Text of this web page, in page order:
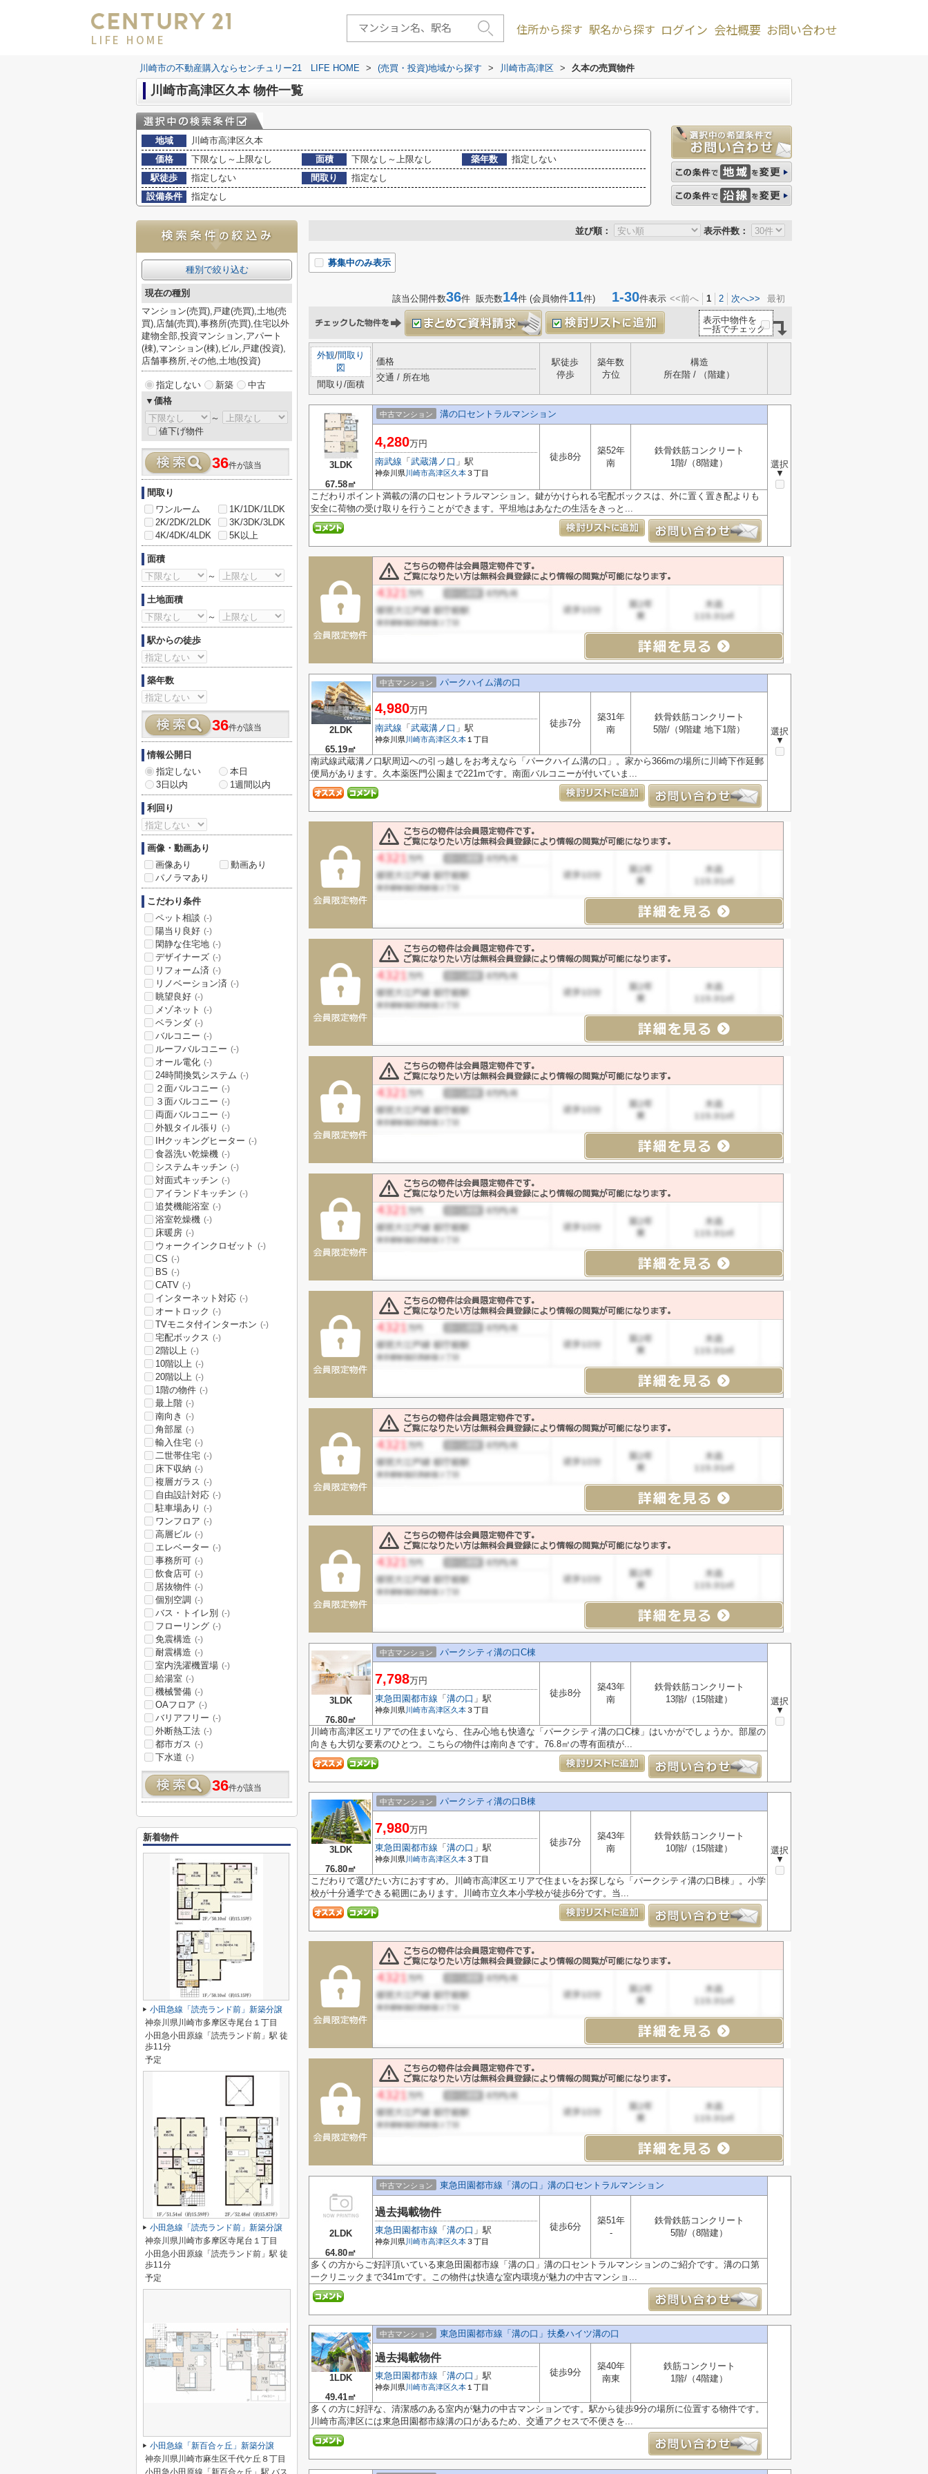
LIFE HOME
住所から探す 駅名から探す ログイン 会社概要 お問い合わせ
川崎市の不動産購入ならセンチュリー21 LIFE HOME > (売買・投資)地域から探す > 川崎市高津区 > 久本の売買物件
川崎市高津区久本 物件一覧
地域
川崎市高津区久本
価格
下限なし～上限なし 面積 下限なし～上限なし 築年数
指定しない
駅徒歩
指定しない 間取り
指定なし
設備条件
指定なし
並び順： 表示件数：
募集中のみ表示
該当公開件数36件 販売数14件 (会員物件11件) 1-30件表示 <<前へ 1 2 次へ>> 最初
表示中物件を
一括でチェック
外観/間取り
図
間取り/面積
価格
交通 / 所在地
駅徒歩
停歩
築年数
方位
構造
所在階 / （階建）
3LDK
67.58㎡
中古マンション 溝の口セントラルマンション
選択
▼
4,280万円
南武線 「 武蔵溝ノ口 」駅
神奈川県川崎市高津区久本３丁目
徒歩8分
築52年
南
鉄骨鉄筋コンクリート
1階/（8階建）
こだわりポイント満載の溝の口セントラルマンション。鍵がかけられる宅配ボックスは、外に置く置き配よりも
安全に荷物の受け取りを行うことができます。平坦地はあなたの生活をきっと...
2LDK
65.19㎡
中古マンション パークハイム溝の口
選択
▼
4,980万円
南武線 「 武蔵溝ノ口 」駅
神奈川県川崎市高津区久本 １丁目
徒歩7分
築31年
南
鉄骨鉄筋コンクリート
5階/（9階建 地下1階）
南武線武蔵溝ノ口駅周辺への引っ越しをお考えなら「パークハイム溝の口」。家から366mの場所に川崎下作延郵
便局があります。久本薬医門公園まで221mです。南面バルコニーが付いていま...
3LDK
76.80㎡
中古マンション パークシティ溝の口C棟
選択
▼
7,798万円
東急田園都市線 「 溝の口 」駅
神奈川県川崎市高津区久本３丁目
徒歩8分
築43年
南
鉄骨鉄筋コンクリート
13階/（15階建）
川崎市高津区エリアでの住まいなら、住み心地も快適な「パークシティ溝の口C棟」はいかがでしょうか。部屋の
向きも大切な要素のひとつ。こちらの物件は南向きです。76.8㎡の専有面積が...
3LDK
76.80㎡
中古マンション パークシティ溝の口B棟
選択
▼
7,980万円
東急田園都市線 「 溝の口 」駅
神奈川県川崎市高津区久本３丁目
徒歩7分
築43年
南
鉄骨鉄筋コンクリート
10階/（15階建）
こだわりで選びたい方におすすめ。川崎市高津区エリアで住まいをお探しなら「パークシティ溝の口B棟」。小学
校が十分通学できる範囲にあります。川崎市立久本小学校が徒歩6分です。当...
2LDK
64.80㎡
中古マンション 東急田園都市線「溝の口」溝の口セントラルマンション
過去掲載物件
東急田園都市線 「 溝の口 」駅
神奈川県川崎市高津区久本３丁目
徒歩6分
築51年
-
鉄骨鉄筋コンクリート
5階/（8階建）
多くの方からご好評頂いている東急田園都市線「溝の口」溝の口セントラルマンションのご紹介です。溝の口第
一クリニックまで341mです。この物件は快適な室内環境が魅力の中古マンショ...
1LDK
49.41㎡
中古マンション 東急田園都市線「溝の口」扶桑ハイツ溝の口
過去掲載物件
東急田園都市線 「 溝の口 」駅
神奈川県川崎市高津区久本 １丁目
徒歩9分
築40年
南東
鉄筋コンクリート
1階/（4階建）
多くの方に好評な、清潔感のある室内が魅力の中古マンションです。駅から徒歩9分の場所に位置する物件です。
川崎市高津区には東急田園都市線溝の口があるため、交通アクセスで不便さを...
種別で絞り込む
現在の種別
マンション(売買),戸建(売買),土地(売
買),店舗(売買),事務所(売買),住宅以外
建物全部,投資マンション,アパート
(棟),マンション(棟),ビル,戸建(投資),
店舗事務所,その他,土地(投資)
指定しない 新築
中古
▼価格
～
値下げ物件
36件が該当
間取り
ワンルーム
1K/1DK/1LDK
2K/2DK/2LDK
3K/3DK/3LDK
4K/4DK/4LDK
5K以上
面積
～
土地面積
～
駅からの徒歩
築年数
36件が該当
情報公開日
指定しない
本日
3日以内
1週間以内
利回り
画像・動画あり
画像あり
動画あり
パノラマあり
こだわり条件
ペット相談 (-)
陽当り良好 (-)
閑静な住宅地 (-)
デザイナーズ (-)
リフォーム済 (-)
リノベーション済 (-)
眺望良好 (-)
メゾネット (-)
ベランダ (-)
バルコニー (-)
ルーフバルコニー (-)
オール電化 (-)
24時間換気システム (-)
２面バルコニー (-)
３面バルコニー (-)
両面バルコニー (-)
外観タイル張り (-)
IHクッキングヒーター (-)
食器洗い乾燥機 (-)
システムキッチン (-)
対面式キッチン (-)
アイランドキッチン (-)
追焚機能浴室 (-)
浴室乾燥機 (-)
床暖房 (-)
ウォークインクロゼット (-)
CS (-)
BS (-)
CATV (-)
インターネット対応 (-)
オートロック (-)
TVモニタ付インターホン (-)
宅配ボックス (-)
2階以上 (-)
10階以上 (-)
20階以上 (-)
1階の物件 (-)
最上階 (-)
南向き (-)
角部屋 (-)
輸入住宅 (-)
二世帯住宅 (-)
床下収納 (-)
複層ガラス (-)
自由設計対応 (-)
駐車場あり (-)
ワンフロア (-)
高層ビル (-)
エレベーター (-)
事務所可 (-)
飲食店可 (-)
居抜物件 (-)
個別空調 (-)
バス・トイレ別 (-)
フローリング (-)
免震構造 (-)
耐震構造 (-)
室内洗濯機置場 (-)
給湯室 (-)
機械警備 (-)
OAフロア (-)
バリアフリー (-)
外断熱工法 (-)
都市ガス (-)
下水道 (-)
36件が該当
新着物件
小田急線「読売ランド前」新築分譲
神奈川県川崎市多摩区寺尾台１丁目
小田急小田原線「読売ランド前」駅 徒
歩11分
予定
小田急線「読売ランド前」新築分譲
神奈川県川崎市多摩区寺尾台１丁目
小田急小田原線「読売ランド前」駅 徒
歩11分
予定
小田急線「新百合ヶ丘」新築分譲
神奈川県川崎市麻生区千代ケ丘８丁目
小田急小田原線「新百合ヶ丘」駅 バス